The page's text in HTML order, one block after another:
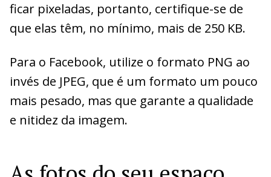
ficar pixeladas, portanto, certifique-se de
que elas têm, no mínimo, mais de 250 KB.
Para o Facebook, utilize o formato PNG ao
invés de JPEG, que é um formato um pouco
mais pesado, mas que garante a qualidade
e nitidez da imagem.